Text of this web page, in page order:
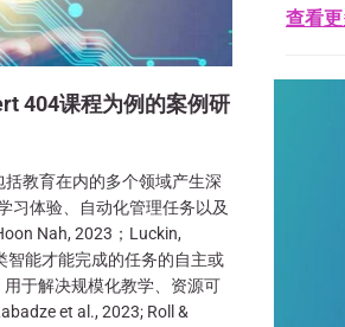
404课程为例的案例研
教育在内的多个领域产生深
习体验、自动化管理任务以及
Nah, 2023；Luckin,
智能才能完成的任务的自主或
于解决规模化教学、资源可
et al., 2023; Roll &
查看